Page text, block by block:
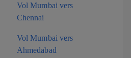
Vol Mumbai vers
Chennai
Vol Mumbai vers
Ahmedabad